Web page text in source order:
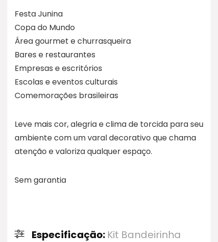
Festa Junina
Copa do Mundo
Área gourmet e churrasqueira
Bares e restaurantes
Empresas e escritórios
Escolas e eventos culturais
Comemorações brasileiras
Leve mais cor, alegria e clima de torcida para seu
ambiente com um varal decorativo que chama
atenção e valoriza qualquer espaço.
Sem garantia
Especificação: Kit Bandeirinha